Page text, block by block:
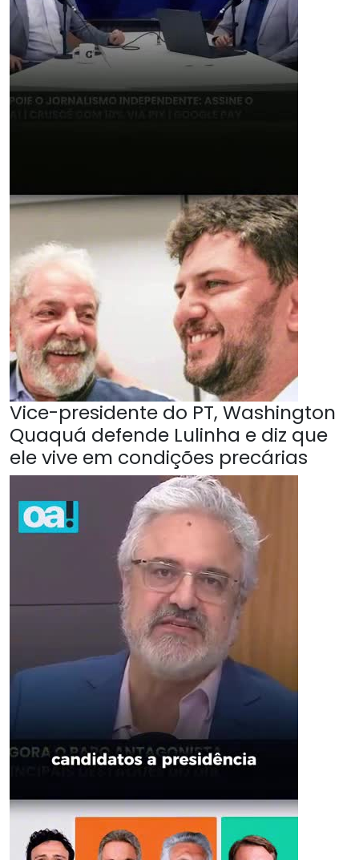
Vice-presidente do PT, Washington
Quaquá defende Lulinha e diz que
ele vive em condições precárias